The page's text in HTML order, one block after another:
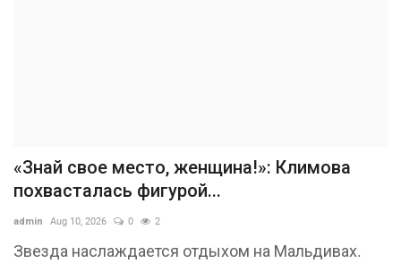
«Знай свое место, женщина!»: Климова
похвасталась фигурой...
admin Aug 10, 2026 0 2
Звезда наслаждается отдыхом на Мальдивах.